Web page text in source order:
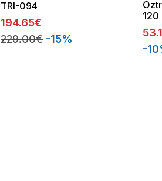
TRI-094
194.65€
229.00€ -15%
120
-